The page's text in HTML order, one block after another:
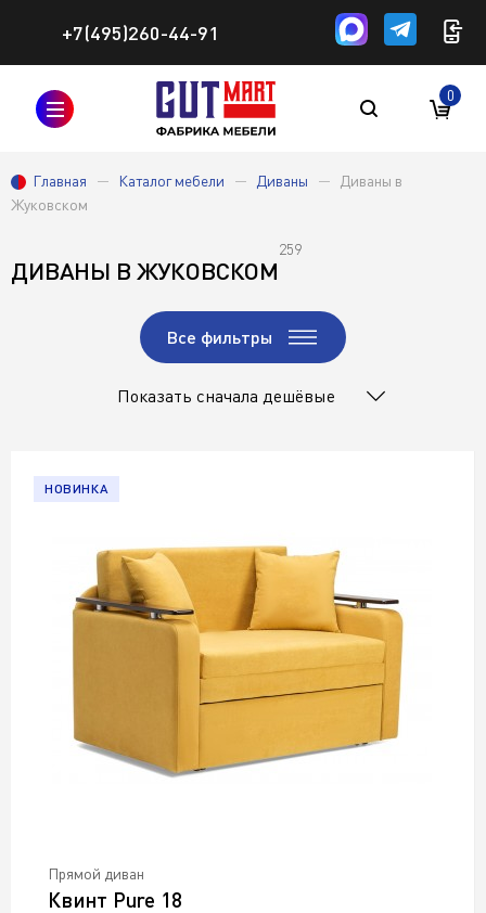
+7(495)260-44-91
0
Главная Каталог мебели Диваны
Диваны в
Жуковском
ДИВАНЫ В ЖУКОВСКОМ
259
Все фильтры
Показать сначала дешёвые
Прямой диван
Квинт Pure 18
НОВИНКА